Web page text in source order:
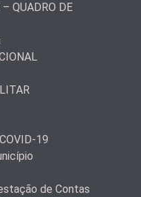
QUADRO DE
19
de Contas